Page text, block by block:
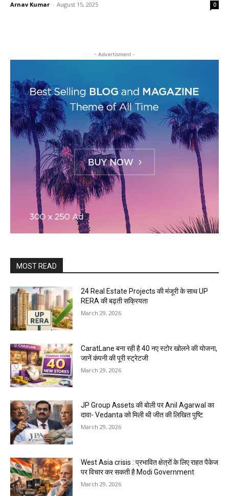
Arnav Kumar - August 15, 2025 0
- Advertisment -
MOST READ
24 Real Estate Projects की मंजूरी के साथ UP
RERA की बढ़ती सक्रियता
March 29, 2026
CaratLane बना रही है 40 नए स्टोर खोलने की योजना,
जानें कंपनी की पूरी स्ट्रेटजी
March 29, 2026
JP Group Assets की बोली पर Anil Agarwal का
दावा- Vedanta को मिली थी जीत की लिखित पुष्टि
March 29, 2026
West Asia crisis : प्रभावित क्षेत्रों के लिए राहत पैकेज
पर विचार कर सकती है Modi Government
March 29, 2026